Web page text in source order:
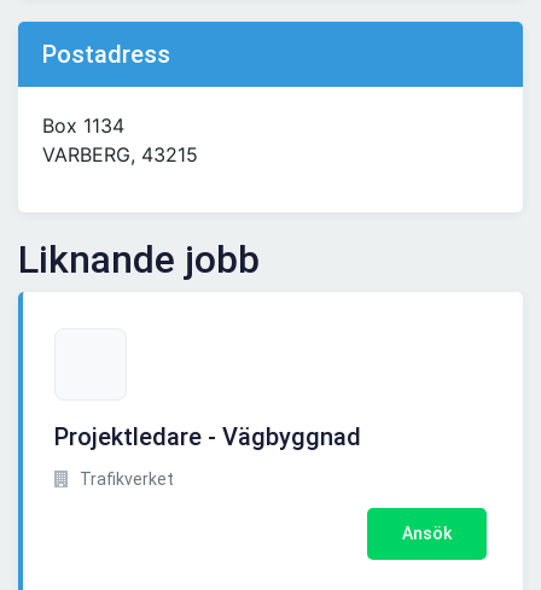
Postadress
Box 1134
VARBERG, 43215
Liknande jobb
Projektledare - Vägbyggnad
Trafikverket
Ansök